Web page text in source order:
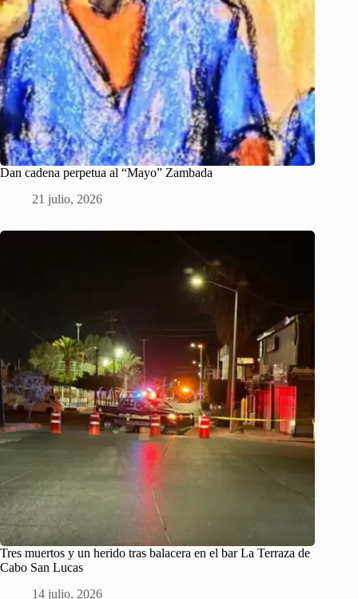
Dan cadena perpetua al “Mayo” Zambada
21 julio, 2026
Tres muertos y un herido tras balacera en el bar La Terraza de
Cabo San Lucas
14 julio, 2026